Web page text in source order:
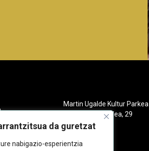
da guretzat
nabigazio-esperientzia
Martin Ugalde Kultur Parkea
Gudarien etorbidea, 29
20140 Andoain
943 218 092